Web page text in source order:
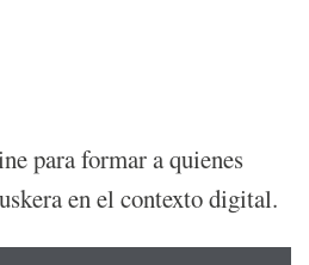
para formar a quienes
en el contexto digital.